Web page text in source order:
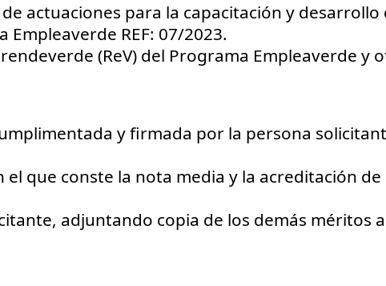
actuaciones para la capacitación y
REF: 07/2023.
(ReV) del Programa Empleaverde y
y firmada por la persona
que conste la nota media y la acreditación
adjuntando copia de los demás méritos